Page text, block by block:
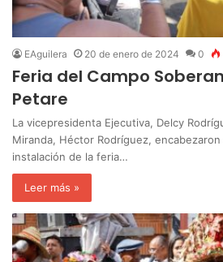
EAguilera 20 de enero de 2024 0
Feria del Campo
Petare
La vicepresidenta Ejecutiva, Delcy
Miranda, Héctor Rodríguez,
instalación de la feria…
Leer más »